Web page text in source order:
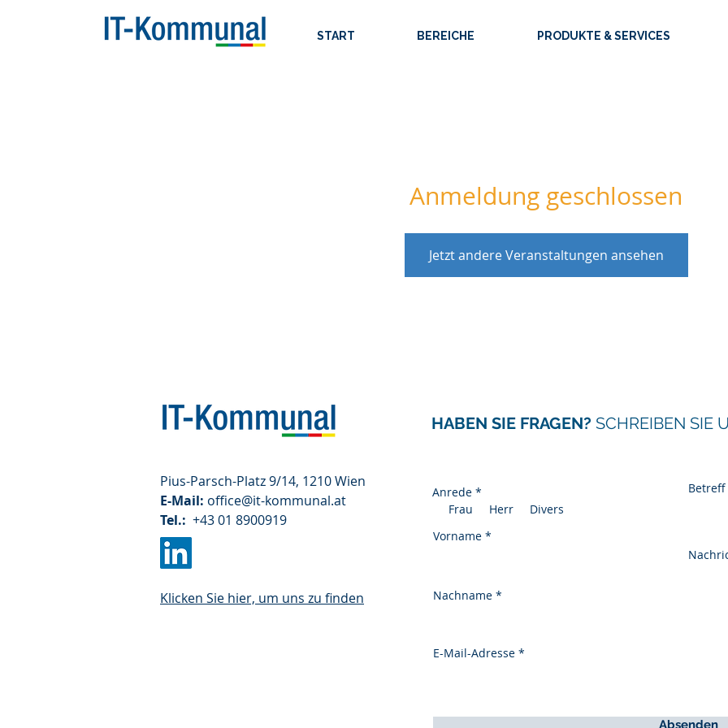
START BEREICHE PRODUKTE & SERVICES
Anmeldung geschlossen
Jetzt andere Veranstaltungen ansehen
Pius-Parsch-Platz 9/14, 1210 Wien
E-Mail: office@it-kommunal.at
Tel.: +43 01 8900919
Klicken Sie hier, um uns zu finden
HABEN SIE FRAGEN? SCHREIBEN SIE
Anrede *
Frau
Herr
Divers
Vorname
Nachname
E-Mail-Adresse
Betreff
Absenden